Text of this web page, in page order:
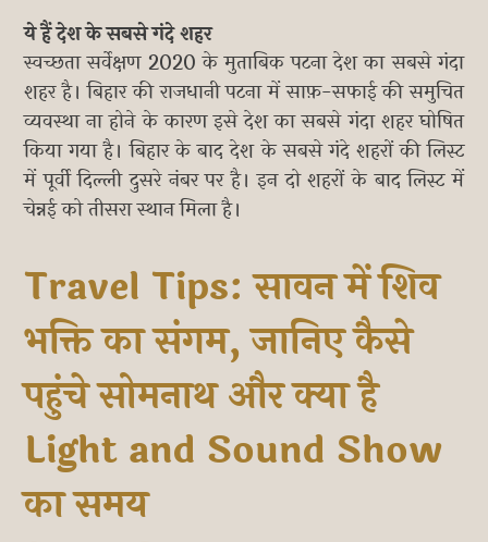
ये हैं देश के सबसे गंदे शहर
स्वच्छता सर्वेक्षण 2020 के मुताबिक पटना देश का सबसे गंदा
शहर है। बिहार की राजधानी पटना में साफ़-सफाई की समुचित
व्यवस्था ना होने के कारण इसे देश का सबसे गंदा शहर घोषित
किया गया है। बिहार के बाद देश के सबसे गंदे शहरों की लिस्ट
में पूर्वी दिल्ली दुसरे नंबर पर है। इन दो शहरों के बाद लिस्ट में
चेन्नई को तीसरा स्थान मिला है।
Travel Tips: सावन में शिव
भक्ति का संगम, जानिए कैसे
पहुंचे सोमनाथ और क्या है
Light and Sound Show
का समय